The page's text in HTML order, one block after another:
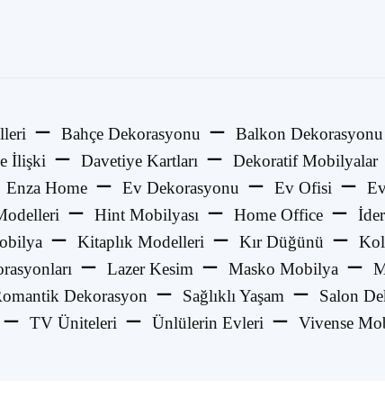
Bahçe Dekorasyonu Balkon Dekorasyonu
İlişki Davetiye Kartları Dekoratif Mobilyalar
Enza Home Ev Dekorasyonu Ev Ofisi
Hint Mobilyası Home Office
Kitaplık Modelleri Kır Düğünü
Lazer Kesim Masko Mobilya
Dekorasyon Sağlıklı Yaşam Salon
TV Üniteleri Ünlülerin Evleri Vivense